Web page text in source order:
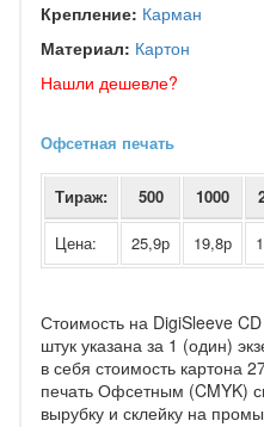
Крепление: Карман
Материал: Картон
Нашли дешевле?
Офсетная печать
Тираж: 500 1000
Цена: 25,9р 19,8р
Стоимость на DigiSleeve
штук указана за 1 (один)
в себя стоимость картона
печать Офсетным (CMYK)
вырубку и склейку на